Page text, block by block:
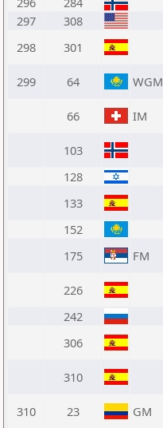
297
308
298
301
299 64 WGM
66 IM
103
128
133
152
175
FM
226
242
306
310
310 23 GM